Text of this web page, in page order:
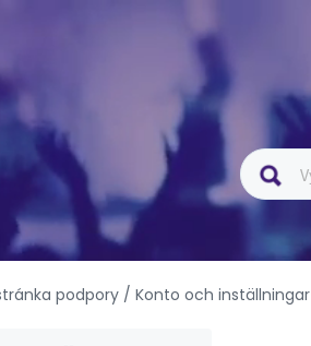
podpory / Konto och inställningar